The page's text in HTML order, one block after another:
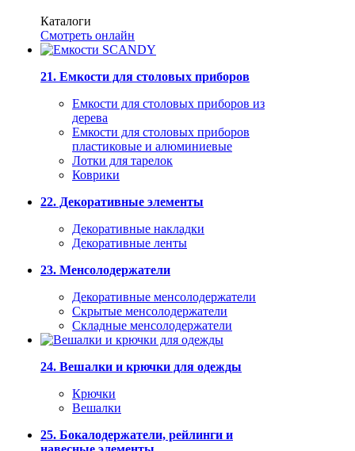
Каталоги
Смотреть онлайн
21. Емкости для столовых приборов
Емкости для столовых приборов из
дерева
Емкости для столовых приборов
пластиковые и алюминиевые
Лотки для тарелок
Коврики
22. Декоративные элементы
Декоративные накладки
Декоративные ленты
23. Менсолодержатели
Декоративные менсолодержатели
Скрытые менсолодержатели
Складные менсолодержатели
24. Вешалки и крючки для одежды
Крючки
Вешалки
25. Бокалодержатели, рейлинги и